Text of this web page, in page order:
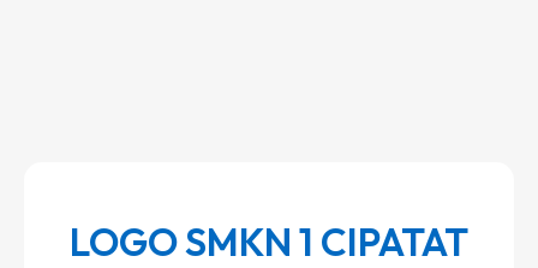
LOGO SMKN 1 CIPATAT